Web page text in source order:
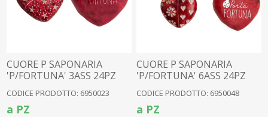
CUORE P SAPONARIA
'P/FORTUNA' 3ASS 24PZ
CODICE PRODOTTO: 6950023
a PZ
CUORE P SAPONARIA
'P/FORTUNA' 6ASS 24PZ
CODICE PRODOTTO: 6950048
a PZ